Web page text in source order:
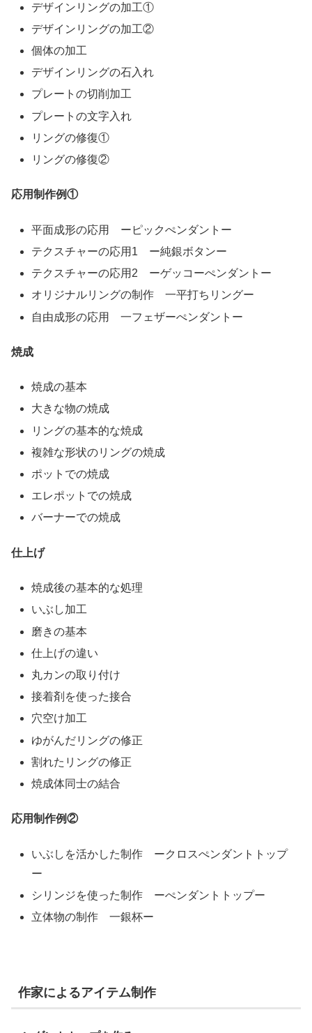
デザインリングの加工①
デザインリングの加工②
個体の加工
デザインリングの石入れ
プレートの切削加工
プレートの文字入れ
リングの修復①
リングの修復②
応用制作例①
平面成形の応用 ーピックぺンダントー
テクスチャーの応用1 ー純銀ボタンー
テクスチャーの応用2 ーゲッコーぺンダントー
オリジナルリングの制作 一平打ちリングー
自由成形の応用 一フェザーぺンダントー
焼成
焼成の基本
大きな物の焼成
リングの基本的な焼成
複雑な形状のリングの焼成
ポットでの焼成
エレポットでの焼成
バーナーでの焼成
仕上げ
焼成後の基本的な処理
いぶし加工
磨きの基本
仕上げの違い
丸カンの取り付け
接着剤を使った接合
穴空け加工
ゆがんだリングの修正
割れたリングの修正
焼成体同士の結合
応用制作例②
いぶしを活かした制作 ークロスぺンダントトップ
ー
シリンジを使った制作 ーぺンダントトップー
立体物の制作 一銀杯ー
作家によるアイテム制作